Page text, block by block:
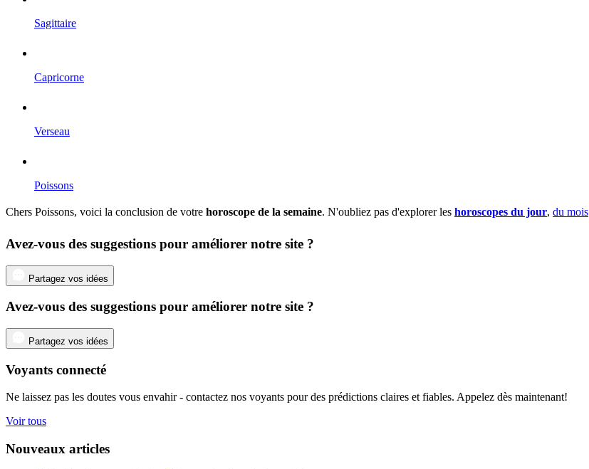
Sagittaire
Capricorne
Verseau
Poissons
Chers Poissons, voici la conclusion de votre horoscope de la semaine. N'oubliez pas d'explorer les horoscopes du jour, du mois
Avez-vous des suggestions pour améliorer notre site ?
Partagez vos idées
Avez-vous des suggestions pour améliorer notre site ?
Partagez vos idées
Voyants connecté
Ne laissez pas les doutes vous envahir - contactez nos voyants pour des prédictions claires et fiables. Appelez dès maintenant!
Voir tous
Nouveaux articles